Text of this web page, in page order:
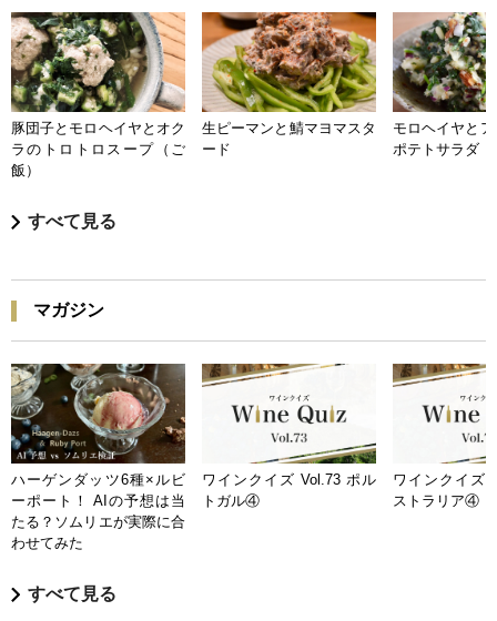
豚団子とモロヘイヤとオク
ラのトロトロスープ（ご
飯）
生ピーマンと鯖マヨマスタ
ード
モロヘイヤと
ポテトサラダ
すべて見る
マガジン
ハーゲンダッツ6種×ルビ
ーポート！ AIの予想は当
たる？ソムリエが実際に合
わせてみた
ワインクイズ Vol.73 ポル
トガル④
ワインクイズ
ストラリア④
すべて見る